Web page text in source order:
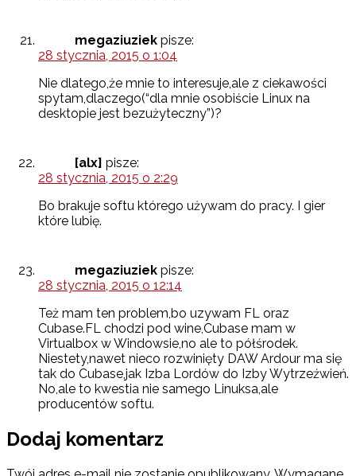
megaziuziek pisze:
28 stycznia, 2015 o 1:04
Nie dlatego,że mnie to interesuje,ale z ciekawości
spytam,dlaczego(“dla mnie osobiście Linux na
desktopie jest bezużyteczny”)?
[alx] pisze:
28 stycznia, 2015 o 2:29
Bo brakuje softu którego używam do pracy. I gier
które lubię.
megaziuziek pisze:
28 stycznia, 2015 o 12:14
Też mam ten problem,bo uzywam FL oraz
Cubase.FL chodzi pod wine,Cubase mam w
Virtualbox w Windowsie,no ale to półśrodek.
Niestety,nawet nieco rozwinięty DAW Ardour ma się
tak do Cubase,jak Izba Lordów do Izby Wytrzeźwień.
No,ale to kwestia nie samego Linuksa,ale
producentów softu.
Dodaj komentarz